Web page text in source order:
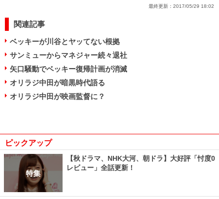
最終更新： 2017/05/29 18:02
関連記事
ベッキーが川谷とヤッてない根拠
サンミューからマネジャー続々退社
矢口騒動でベッキー復帰計画が消滅
オリラジ中田が暗黒時代語る
オリラジ中田が映画監督に？
ピックアップ
特集
【秋ドラマ、NHK大河、朝ドラ】大好評「忖度0
レビュー」全話更新！